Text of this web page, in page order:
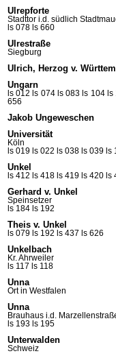
Ulrepforte
Stadttor i.d. südlich
ls 078 ls 660
Ulrestraße
Siegburg
Ulrich, Herzog v.
Ungarn
ls 012 ls 074 ls 083 ls 104
656
Jakob Ungeweschen
Universität
Köln
ls 019 ls 022 ls 038 ls 039 ls
Unkel
ls 412 ls 418 ls 419 ls 420 ls
Gerhard v. Unkel
Speinsetzer
ls 184 ls 192
Theis v. Unkel
ls 079 ls 192 ls 437 ls 626
Unkelbach
Kr. Ahrweiler
ls 117 ls 118
Unna
Ort in Westfalen
Unna
Brauhaus i.d.
ls 193 ls 195
Unterwalden
Schweiz